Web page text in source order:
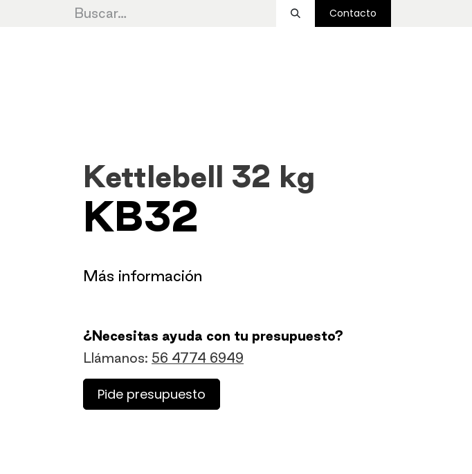
Contacto
Kettlebell 32 kg
KB32
​Más información
¿Necesitas ayuda con tu presupuesto?
Llámanos: 56 4774 6949
Pide presupuesto